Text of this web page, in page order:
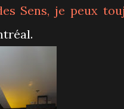
Sens, je peux